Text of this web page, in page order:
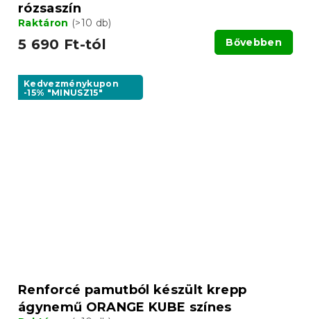
rózsaszín
Raktáron (>10 db)
5 690 Ft-tól Bővebben
Kedvezménykupon
-15% "MINUSZ15"
Renforcé pamutból készült krepp
ágynemű ORANGE KUBE színes